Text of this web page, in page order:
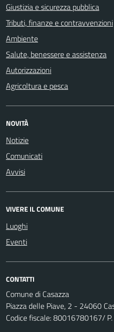
Giustizia e sicurezza pubblica
Tributi, finanze e contravvenzioni
Ambiente
Salute, benessere e assistenza
Autorizzazioni
Agricoltura e pesca
NOVITÀ
Notizie
Comunicati
Avvisi
VIVERE IL COMUNE
Luoghi
Eventi
CONTATTI
Comune di Casazza
Piazza delle Piave, 2 - 24060
Codice fiscale: 80016780167/